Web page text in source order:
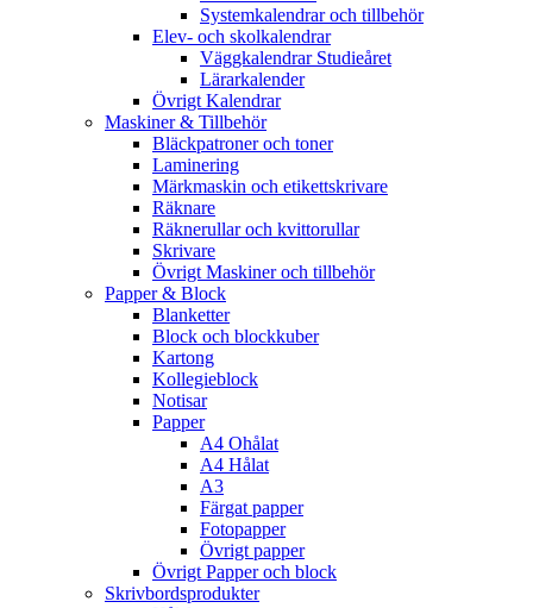
Systemkalendrar och tillbehör
Elev- och skolkalendrar
Väggkalendrar Studieåret
Lärarkalender
Övrigt Kalendrar
Maskiner & Tillbehör
Bläckpatroner och toner
Laminering
Märkmaskin och etikettskrivare
Räknare
Räknerullar och kvittorullar
Skrivare
Övrigt Maskiner och tillbehör
Papper & Block
Blanketter
Block och blockkuber
Kartong
Kollegieblock
Notisar
Papper
A4 Ohålat
A4 Hålat
A3
Färgat papper
Fotopapper
Övrigt papper
Övrigt Papper och block
Skrivbordsprodukter